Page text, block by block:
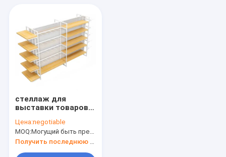
стеллаж для
выставки товаров
для структуры
дисплея товара
5Layers стальной
деревянной
Цена:negotiable
MOQ:Могущий быть предметом переговоров